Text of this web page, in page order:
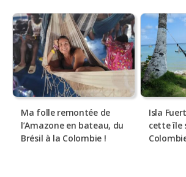
Ma folle remontée de
l’Amazone en bateau, du
Brésil à la Colombie !
Isla
cette île